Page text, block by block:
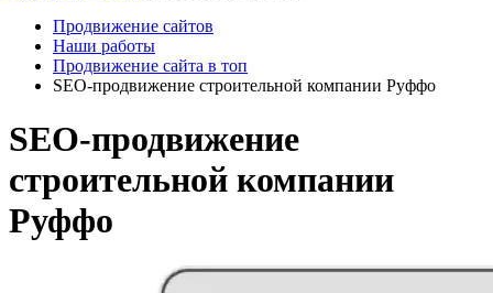
Продвижение сайтов
Наши работы
Продвижение сайта в топ
SEO-продвижение строительной компании Руффо
SEO-продвижение
строительной компании
Руффо